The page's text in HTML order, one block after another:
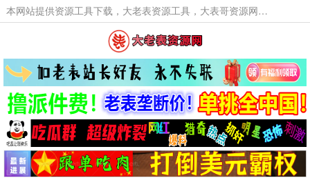
本网站提供资源工具下载，大老表资源工具，大表哥资源网软件工具，大老表资源下载，活动线报福利资源分享,活动线报，大型网游经典游戏，网络热门技术游戏辅助交流与分享。